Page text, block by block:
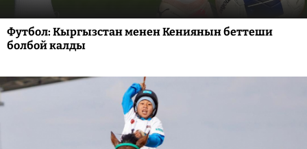
Футбол: Кыргызстан менен Кениянын беттеши
болбой калды